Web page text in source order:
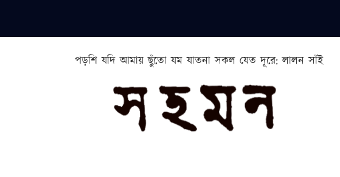
পড়শি যদি আমায় ছুঁতো যম যাতনা সকল যেত দূরে: লালন সাঁই